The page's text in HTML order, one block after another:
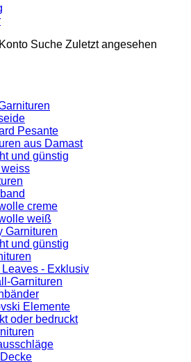
Konto Suche Zuletzt angesehen
Pesante
aus Damast
und günstig
creme
weiß
Garnituren
und günstig
Leaves - Exklusiv
Garnituren
Elemente
oder bedruckt